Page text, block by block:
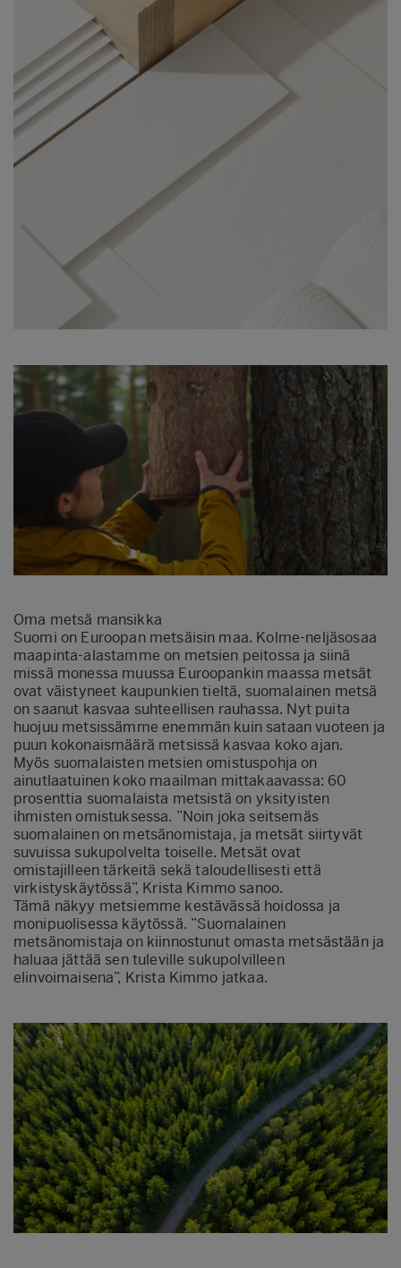
Oma metsä mansikka
Suomi on Euroopan metsäisin maa. Kolme-neljäsosaa
maapinta-alastamme on metsien peitossa ja siinä
missä monessa muussa Euroopankin maassa metsät
ovat väistyneet kaupunkien tieltä, suomalainen metsä
on saanut kasvaa suhteellisen rauhassa. Nyt puita
huojuu metsissämme enemmän kuin sataan vuoteen ja
puun kokonaismäärä metsissä kasvaa koko ajan.
Myös suomalaisten metsien omistuspohja on
ainutlaatuinen koko maailman mittakaavassa: 60
prosenttia suomalaista metsistä on yksityisten
ihmisten omistuksessa. ”Noin joka seitsemäs
suomalainen on metsänomistaja, ja metsät siirtyvät
suvuissa sukupolvelta toiselle. Metsät ovat
omistajilleen tärkeitä sekä taloudellisesti että
virkistyskäytössä”, Krista Kimmo sanoo.
Tämä näkyy metsiemme kestävässä hoidossa ja
monipuolisessa käytössä. ”Suomalainen
metsänomistaja on kiinnostunut omasta metsästään ja
haluaa jättää sen tuleville sukupolvilleen
elinvoimaisena”, Krista Kimmo jatkaa.